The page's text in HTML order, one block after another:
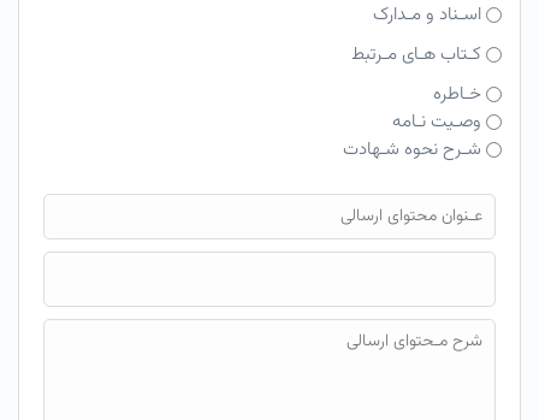
اسـناد و مـدارک
کـتاب هـای مـرتبط
خـاطره
وصـیت نـامه
شـرح نحوه شـهادت
فایل محتوای ارسالی